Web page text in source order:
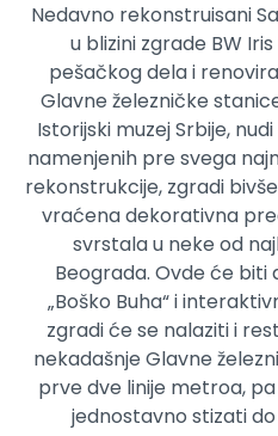
Nedavno rekonstruisani
u blizini zgrade BW
pešačkog dela i
Glavne železničke
Istorijski muzej Srbije,
namenjenih pre svega
rekonstrukcije, zgradi
vraćena dekorativna
svrstala u neke od
Beograda. Ovde će
„Boško Buha“ i
zgradi će se nalaziti i
nekadašnje Glavne
prve dve linije metroa,
jednostavno stizati